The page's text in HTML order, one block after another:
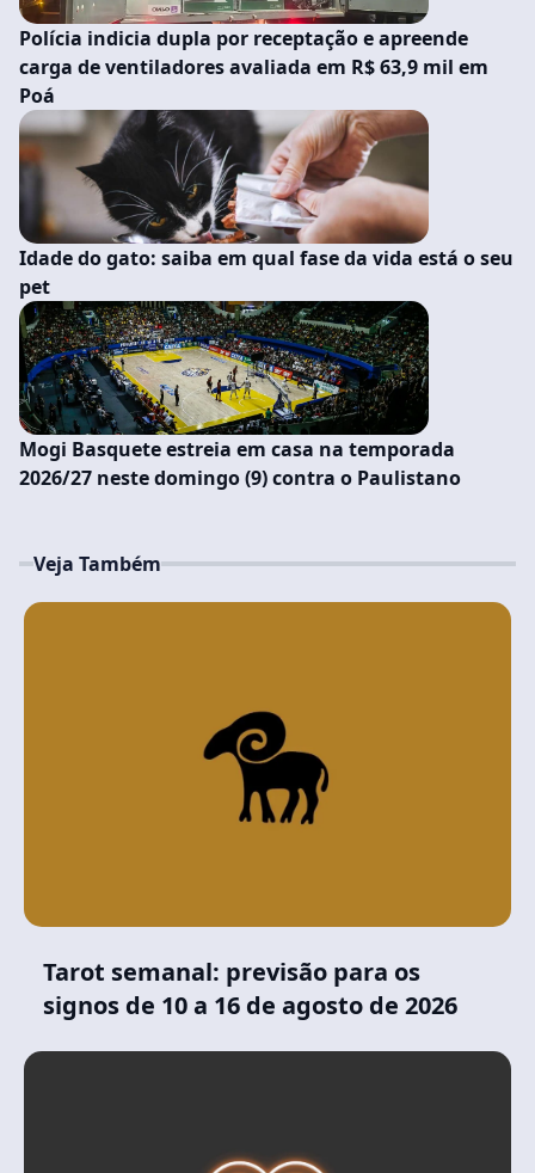
Polícia indicia dupla por receptação e apreende
carga de ventiladores avaliada em R$ 63,9 mil em
Poá
Idade do gato: saiba em qual fase da vida está o seu
pet
Mogi Basquete estreia em casa na temporada
2026/27 neste domingo (9) contra o Paulistano
Veja Também
Tarot semanal: previsão para os
signos de 10 a 16 de agosto de 2026